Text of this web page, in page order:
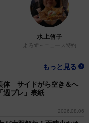
水上侑子
よろず～ニュース特約
もっと見る
体 サイドがら空き＆へ
週プレ」表紙
2026.08.06